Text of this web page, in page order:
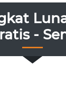
-